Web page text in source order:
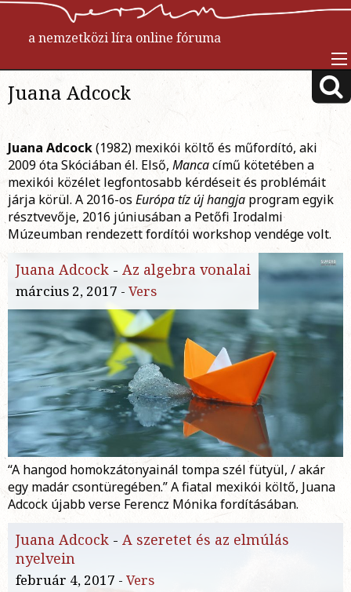
a nemzetközi líra online fóruma
Juana Adcock
Juana Adcock(1982) mexikói költő és műfordító, aki
2009 óta Skóciában él. Első, Mancacímű kötetében a
mexikói közélet legfontosabb kérdéseit és problémáit
járja körül. A 2016-osEurópa tíz új hangja program egyik
résztvevője, 2016 júniusában a Petőfi Irodalmi
Múzeumban rendezett fordítói workshop vendége volt.
Juana Adcock - Az algebra vonalai
március 2, 2017 - Vers
“A hangod homokzátonyainál tompa szél fütyül, / akár
egy madár csontüregében.” A fiatal mexikói költő, Juana
Adcock újabb verse Ferencz Mónika fordításában.
Juana Adcock - A szeretet és az elmúlás
nyelvein
február 4, 2017 - Vers